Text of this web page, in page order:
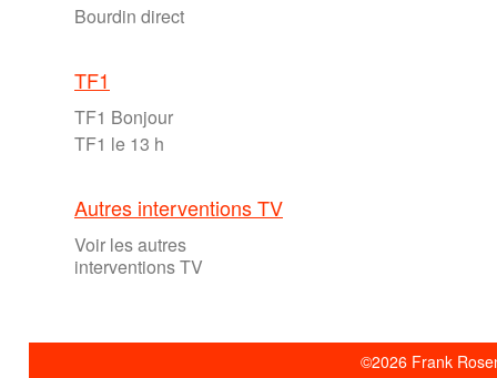
Bourdin direct
TF1
TF1 Bonjour
TF1 le 13 h
Autres interventions TV
Voir les autres
interventions TV
©2026 Frank